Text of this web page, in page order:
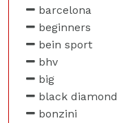
barcelona
beginners
bein sport
bhv
big
black diamond
bonzini